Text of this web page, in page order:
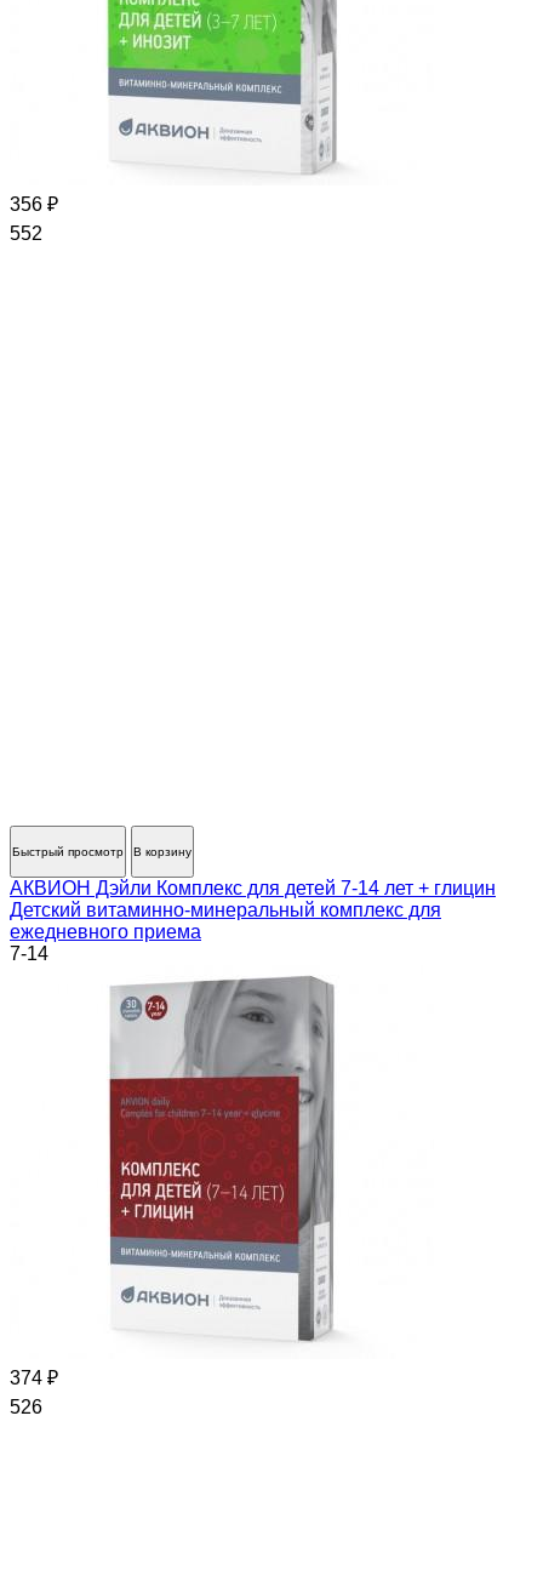
356 ₽
552
Быстрый просмотр В корзину
АКВИОН Дэйли Комплекс для детей 7-14 лет + глицин
Детский витаминно-минеральный комплекс для
ежедневного приема
7-14
374 ₽
526